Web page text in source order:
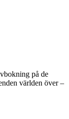
på de
världen över –